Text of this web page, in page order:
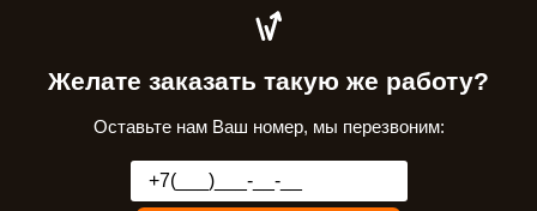
Желате заказать такую же работу?
Оставьте нам Ваш номер, мы перезвоним: